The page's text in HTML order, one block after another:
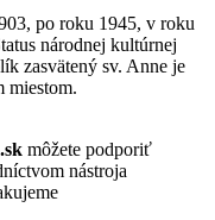
po roku 1945, v roku
národnej kultúrnej
zasvätený sv. Anne je
miestom.
môžete podporiť
nástroja